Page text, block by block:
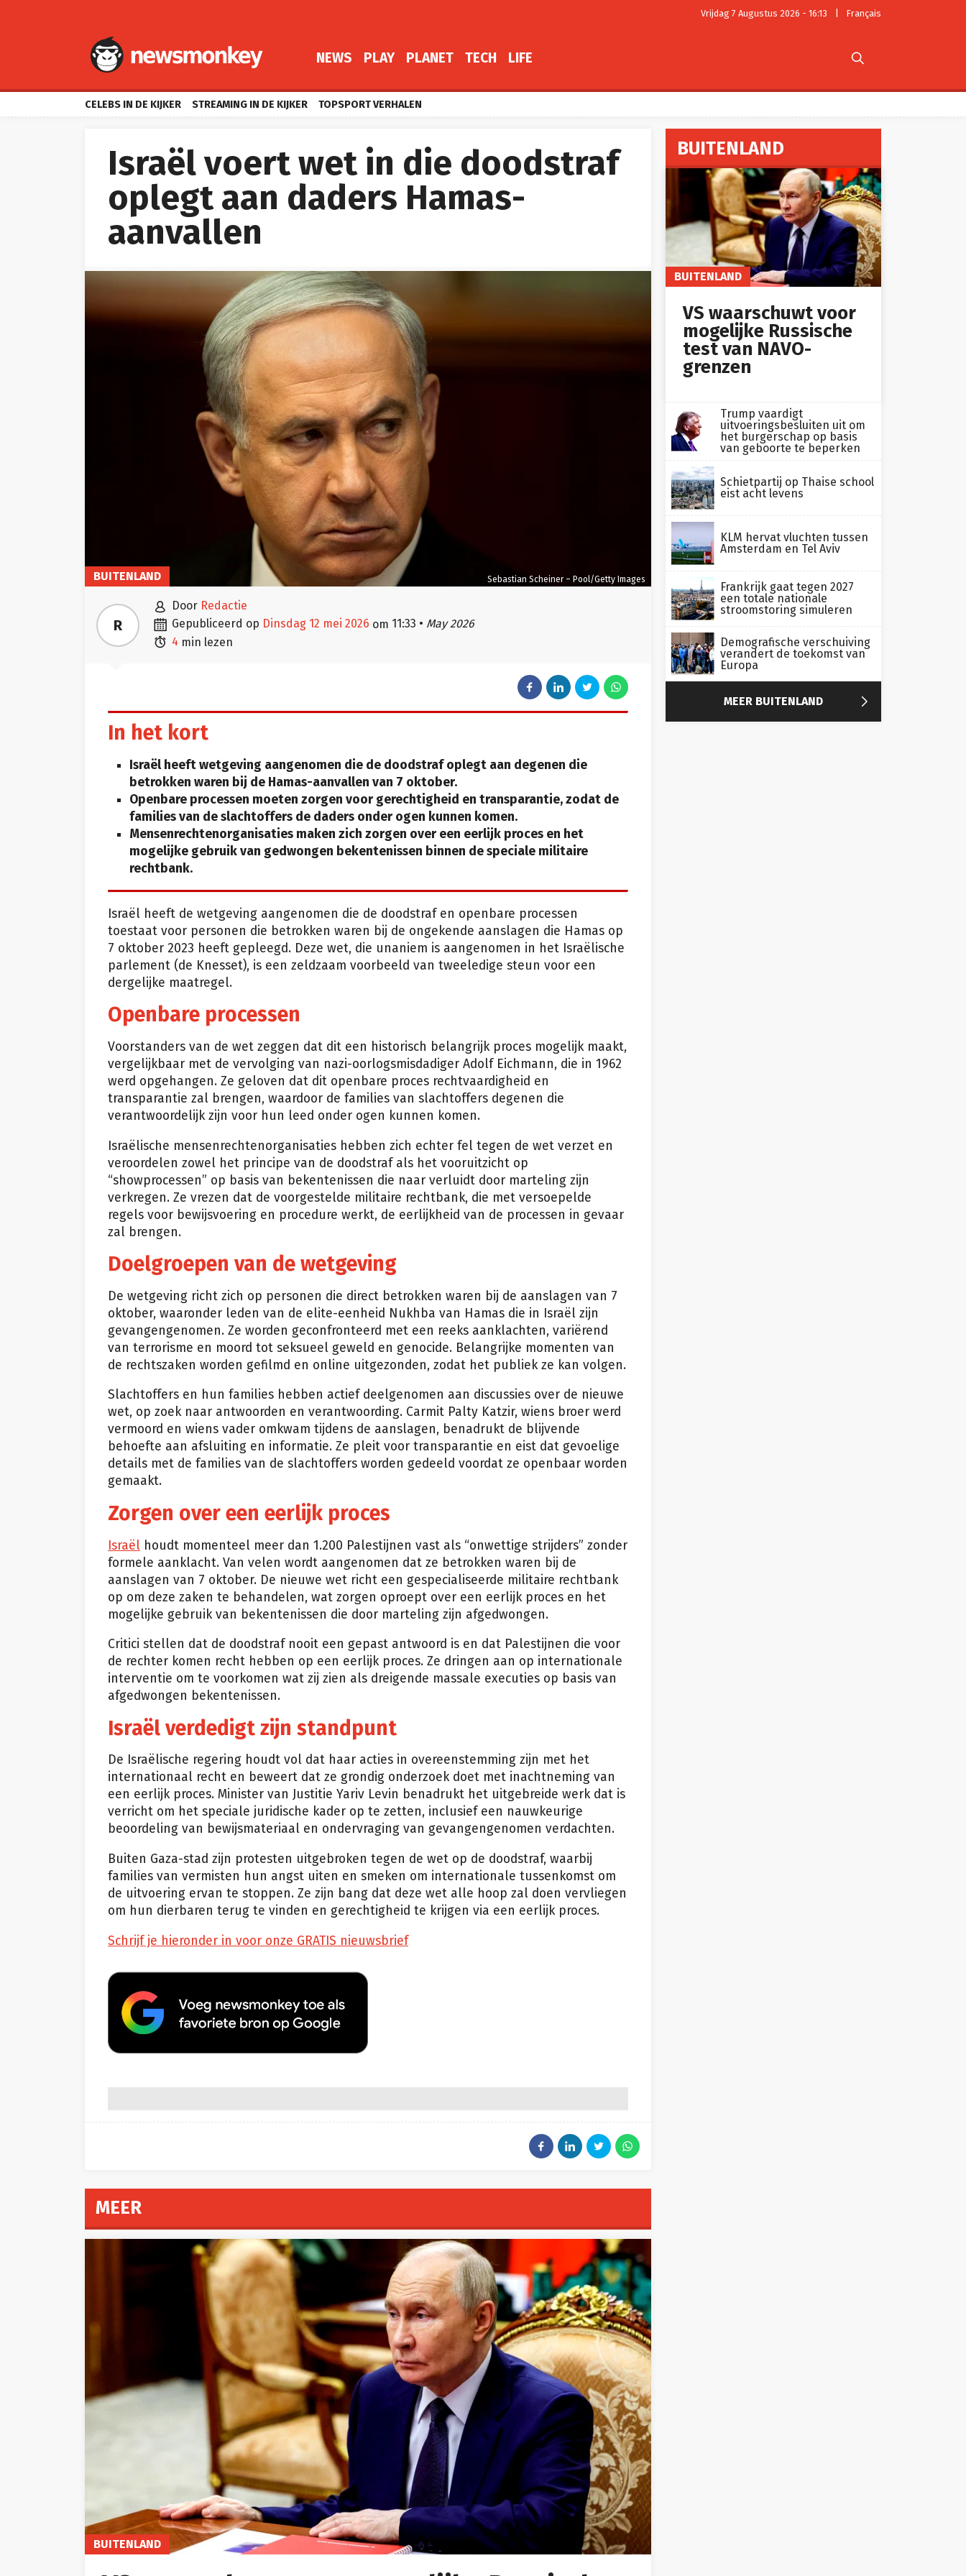
Vrijdag 7 Augustus 2026 - 16:13 Français
NEWS PLAY PLANET TECH LIFE 
CELEBS IN DE KIJKER STREAMING IN DE KIJKER TOPSPORT VERHALEN
Israël voert wet in die doodstraf
oplegt aan daders Hamas-
aanvallen
Sebastian Scheiner – Pool/Getty Images
BUITENLAND
R
 door Redactie
 gepubliceerd op dinsdag 12 mei 2026 om 11:33 • May 2026
 4 min lezen
In het kort
Israël heeft wetgeving aangenomen die de doodstraf oplegt aan degenen die
betrokken waren bij de Hamas-aanvallen van 7 oktober.
Openbare processen moeten zorgen voor gerechtigheid en transparantie, zodat de
families van de slachtoffers de daders onder ogen kunnen komen.
Mensenrechtenorganisaties maken zich zorgen over een eerlijk proces en het
mogelijke gebruik van gedwongen bekentenissen binnen de speciale militaire
rechtbank.
Israël heeft de wetgeving aangenomen die de doodstraf en openbare processen
toestaat voor personen die betrokken waren bij de ongekende aanslagen die Hamas op
7 oktober 2023 heeft gepleegd. Deze wet, die unaniem is aangenomen in het Israëlische
parlement (de Knesset), is een zeldzaam voorbeeld van tweeledige steun voor een
dergelijke maatregel.
Openbare processen
Voorstanders van de wet zeggen dat dit een historisch belangrijk proces mogelijk maakt,
vergelijkbaar met de vervolging van nazi-oorlogsmisdadiger Adolf Eichmann, die in 1962
werd opgehangen. Ze geloven dat dit openbare proces rechtvaardigheid en
transparantie zal brengen, waardoor de families van slachtoffers degenen die
verantwoordelijk zijn voor hun leed onder ogen kunnen komen.
Israëlische mensenrechtenorganisaties hebben zich echter fel tegen de wet verzet en
veroordelen zowel het principe van de doodstraf als het vooruitzicht op
“showprocessen” op basis van bekentenissen die naar verluidt door marteling zijn
verkregen. Ze vrezen dat de voorgestelde militaire rechtbank, die met versoepelde
regels voor bewijsvoering en procedure werkt, de eerlijkheid van de processen in gevaar
zal brengen.
Doelgroepen van de wetgeving
De wetgeving richt zich op personen die direct betrokken waren bij de aanslagen van 7
oktober, waaronder leden van de elite-eenheid Nukhba van Hamas die in Israël zijn
gevangengenomen. Ze worden geconfronteerd met een reeks aanklachten, variërend
van terrorisme en moord tot seksueel geweld en genocide. Belangrijke momenten van
de rechtszaken worden gefilmd en online uitgezonden, zodat het publiek ze kan volgen.
Slachtoffers en hun families hebben actief deelgenomen aan discussies over de nieuwe
wet, op zoek naar antwoorden en verantwoording. Carmit Palty Katzir, wiens broer werd
vermoord en wiens vader omkwam tijdens de aanslagen, benadrukt de blijvende
behoefte aan afsluiting en informatie. Ze pleit voor transparantie en eist dat gevoelige
details met de families van de slachtoffers worden gedeeld voordat ze openbaar worden
gemaakt.
Zorgen over een eerlijk proces
Israël houdt momenteel meer dan 1.200 Palestijnen vast als “onwettige strijders” zonder
formele aanklacht. Van velen wordt aangenomen dat ze betrokken waren bij de
aanslagen van 7 oktober. De nieuwe wet richt een gespecialiseerde militaire rechtbank
op om deze zaken te behandelen, wat zorgen oproept over een eerlijk proces en het
mogelijke gebruik van bekentenissen die door marteling zijn afgedwongen.
Critici stellen dat de doodstraf nooit een gepast antwoord is en dat Palestijnen die voor
de rechter komen recht hebben op een eerlijk proces. Ze dringen aan op internationale
interventie om te voorkomen wat zij zien als dreigende massale executies op basis van
afgedwongen bekentenissen.
Israël verdedigt zijn standpunt
De Israëlische regering houdt vol dat haar acties in overeenstemming zijn met het
internationaal recht en beweert dat ze grondig onderzoek doet met inachtneming van
een eerlijk proces. Minister van Justitie Yariv Levin benadrukt het uitgebreide werk dat is
verricht om het speciale juridische kader op te zetten, inclusief een nauwkeurige
beoordeling van bewijsmateriaal en ondervraging van gevangengenomen verdachten.
Buiten Gaza-stad zijn protesten uitgebroken tegen de wet op de doodstraf, waarbij
families van vermisten hun angst uiten en smeken om internationale tussenkomst om
de uitvoering ervan te stoppen. Ze zijn bang dat deze wet alle hoop zal doen vervliegen
om hun dierbaren terug te vinden en gerechtigheid te krijgen via een eerlijk proces.
Schrijf je hieronder in voor onze GRATIS nieuwsbrief
MEER
BUITENLAND
BUITENLAND
BUITENLAND
VS waarschuwt voor
mogelijke Russische
test van NAVO-
grenzen
Trump vaardigt
uitvoeringsbesluiten uit om
het burgerschap op basis
van geboorte te beperken
Schietpartij op Thaise school
eist acht levens
KLM hervat vluchten tussen
Amsterdam en Tel Aviv
Frankrijk gaat tegen 2027
een totale nationale
stroomstoring simuleren
Demografische verschuiving
verandert de toekomst van
Europa
MEER BUITENLAND 